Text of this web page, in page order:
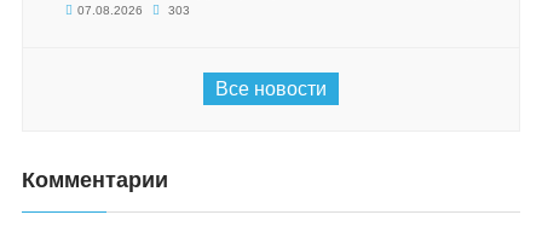
07.08.2026 303
Все новости
Комментарии